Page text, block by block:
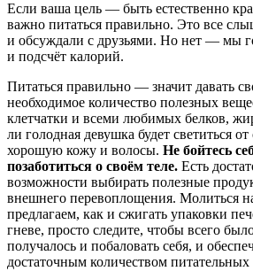
Если ваша цель — быть естественно
важно питаться правильно. Это все
и обсуждали с друзьями. Но нет — мы
и подсчёт калорий.
Питаться правильно — значит давать
необходимое количество полезных
клетчатки и всеми любимых белков,
ли голодная девушка будет светиться от
хорошую кожу и волосы. Не бойтесь
позаботиться о своём теле. Есть
возможности выбирать полезные
внешнего перевоплощения. Молиться
предлагаем, как и сжигать упаковки
гневе, просто следите, чтобы всего
получалось и побаловать себя, и
достаточным количеством питательных